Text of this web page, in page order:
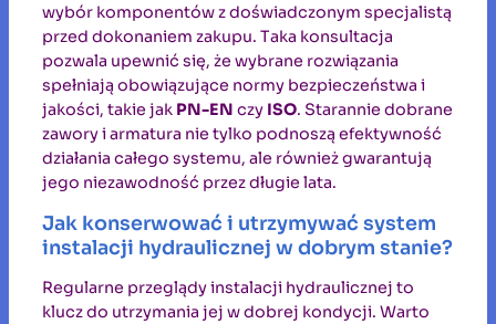
wybór komponentów z doświadczonym specjalistą
przed dokonaniem zakupu. Taka konsultacja
pozwala upewnić się, że wybrane rozwiązania
spełniają obowiązujące normy bezpieczeństwa i
jakości, takie jak PN-EN czy ISO. Starannie dobrane
zawory i armatura nie tylko podnoszą efektywność
działania całego systemu, ale również gwarantują
jego niezawodność przez długie lata.
Jak konserwować i utrzymywać system
instalacji hydraulicznej w dobrym stanie?
Regularne przeglądy instalacji hydraulicznej to
klucz do utrzymania jej w dobrej kondycji. Warto